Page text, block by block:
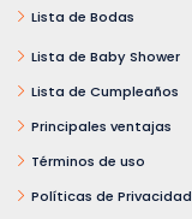
Lista de Bodas
Lista de Baby Shower
Lista de Cumpleaños
Principales ventajas
Términos de uso
Políticas de Privacidad